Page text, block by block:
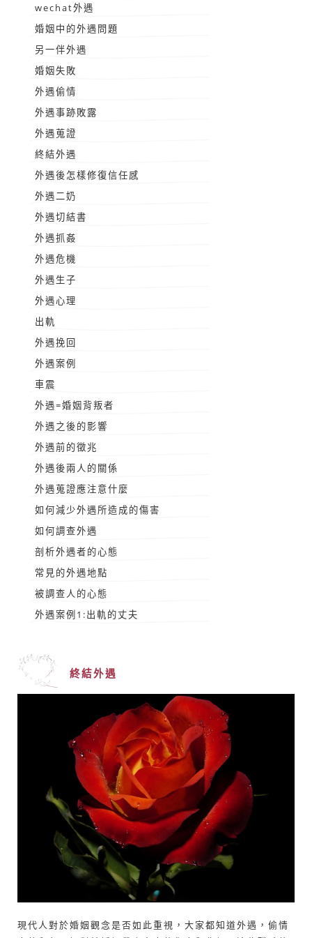
wechat外遇
婚姻中的外遇問題
另一伴外遇
婚姻失敗
外遇偷情
外遇事跡敗露
外遇蒐證
終結外遇
外遇後怎樣修復信任感
外遇二奶
外遇切結書
外遇抓姦
外遇危機
外遇生子
外遇心理
出軌
外遇挽回
外遇案例
車震
外遇=婚姻背叛者
外遇之後的影響
外遇前的徵兆
外遇後兩人的關係
外遇蒐證應注意什麼
如何減少外遇所造成的傷害
如何調查外遇
剖析外遇者的心態
常見的外遇地點
被調查人的心態
外遇案例1:出軌的丈夫
終結外遇
現代人對於婚姻觀念是否如此重視，大家都知道外遇，偷情